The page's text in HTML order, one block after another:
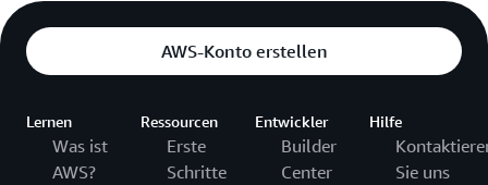
AWS-Konto erstellen
Lernen
Was ist
AWS?
Ressourcen
Erste
Schritte
Entwickler
Builder
Center
Hilfe
Sie uns